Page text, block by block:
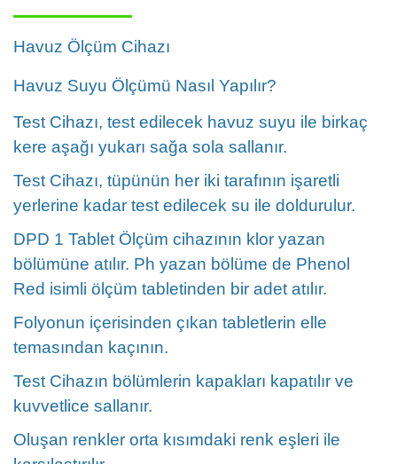
Havuz Ölçüm Cihazı
Havuz Suyu Ölçümü Nasıl Yapılır?
Test Cihazı, test edilecek havuz suyu ile birkaç
kere aşağı yukarı sağa sola sallanır.
Test Cihazı, tüpünün her iki tarafının işaretli
yerlerine kadar test edilecek su ile doldurulur.
DPD 1 Tablet Ölçüm cihazının klor yazan
bölümüne atılır. Ph yazan bölüme de Phenol
Red isimli ölçüm tabletinden bir adet atılır.
Folyonun içerisinden çıkan tabletlerin elle
temasından kaçının.
Test Cihazın bölümlerin kapakları kapatılır ve
kuvvetlice sallanır.
Oluşan renkler orta kısımdaki renk eşleri ile